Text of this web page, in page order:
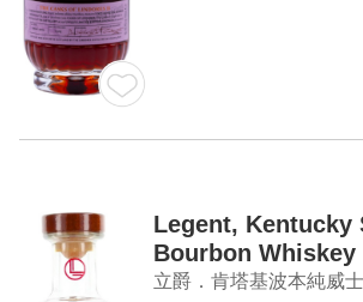
Legent, Kentucky
Bourbon Whiskey
立爵．肯塔基波本純威